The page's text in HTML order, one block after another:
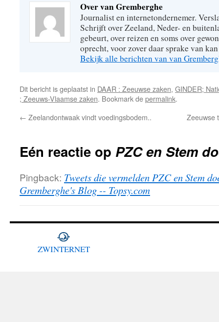
Over van Gremberghe
Journalist en internetondernemer.
Schrijft over Zeeland, Neder- en
gebeurt, over reizen en soms over
oprecht, voor zover daar sprake van
Bekijk alle berichten van van
Dit bericht is geplaatst in DAAR : Zeeuwse zaken, GINDER;
; Zeeuws-Vlaamse zaken. Bookmark depermalink.
← Zeelandontwaak vindt voedingsbodem.. Zeeuwse
Eén reactie op PZC en Stem
Pingback: Tweets die vermelden PZC en Stem
Gremberghe's Blog -- Topsy.com
ZWINTERNET